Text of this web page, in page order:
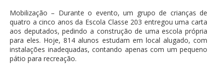
Mobilização – Durante o evento, um grupo de crianças de
quatro a cinco anos da Escola Classe 203 entregou uma carta
aos deputados, pedindo a construção de uma escola própria
para eles. Hoje, 814 alunos estudam em local alugado, com
instalações inadequadas, contando apenas com um pequeno
pátio para recreação.